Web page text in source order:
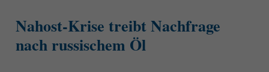
Nahost-Krise treibt Nachfrage
nach russischem Öl